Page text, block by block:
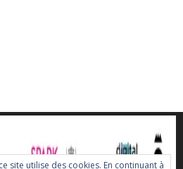
site utilise des cookies. En continuant à